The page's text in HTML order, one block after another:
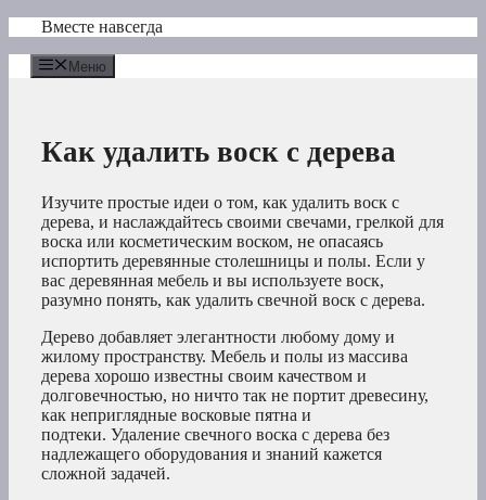
Перейти
содержимому
Вместе навсегда
Меню
Как удалить воск с дерева
Изучите простые идеи о том, как удалить воск с
дерева, и наслаждайтесь своими свечами, грелкой для
воска или косметическим воском, не опасаясь
испортить деревянные столешницы и полы. Если у
вас деревянная мебель и вы используете воск,
разумно понять, как удалить свечной воск с дерева.
Дерево добавляет элегантности любому дому и
жилому пространству. Мебель и полы из массива
дерева хорошо известны своим качеством и
долговечностью, но ничто так не портит древесину,
как неприглядные восковые пятна и
подтеки. Удаление свечного воска с дерева без
надлежащего оборудования и знаний кажется
сложной задачей.